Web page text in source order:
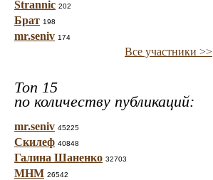
Strannic 202
Брат 198
mr.seniv 174
Все участники >>
Топ 15
по количеству публикаций:
mr.seniv 45225
Скилеф 40848
Галина Шаненко 32703
МНМ 26542